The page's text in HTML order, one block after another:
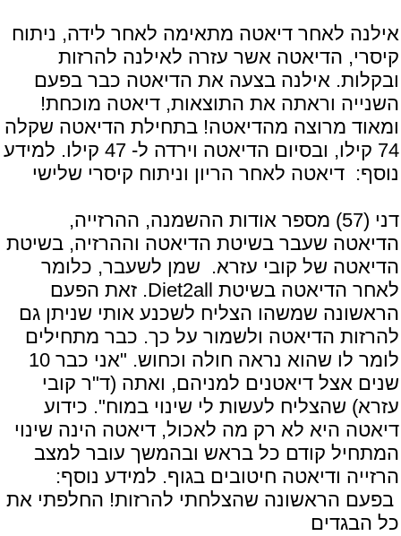
אילנה לאחר דיאטה מתאימה לאחר לידה, ניתוח
קיסרי, הדיאטה אשר עזרה לאילנה להרזות
ובקלות. אילנה בצעה את הדיאטה כבר בפעם
השנייה וראתה את התוצאות, דיאטה מוכחת!
ומאוד מרוצה מהדיאטה! בתחילת הדיאטה שקלה
74 קילו, ובסיום הדיאטה וירדה ל- 47 קילו. למידע
נוסף: דיאטה לאחר הריון וניתוח קיסרי שלישי
דני (57) מספר אודות ההשמנה, ההרזייה,
הדיאטה שעבר בשיטת הדיאטה וההרזיה, בשיטת
הדיאטה של קובי עזרא. שמן לשעבר, כלומר
לאחר הדיאטה בשיטת Diet2all. זאת הפעם
הראשונה שמשהו הצליח לשכנע אותי שניתן גם
להרזות הדיאטה ולשמור על כך. כבר מתחילים
לומר לו שהוא נראה חולה וכחוש. "אני כבר 10
שנים אצל דיאטנים למניהם, ואתה (ד"ר קובי
עזרא) שהצליח לעשות לי שינוי במוח". כידוע
דיאטה היא לא רק מה לאכול, דיאטה הינה שינוי
המתחיל קודם כל בראש ובהמשך עובר למצב
הרזייה ודיאטה חיטובים בגוף. למידע נוסף:
בפעם הראשונה שהצלחתי להרזות! החלפתי את
כל הבגדים